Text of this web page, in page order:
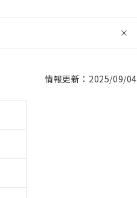
情報更新：2025/09/04